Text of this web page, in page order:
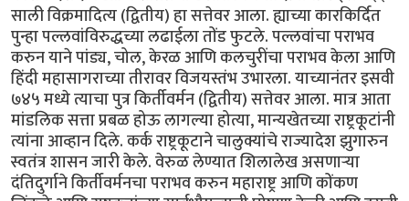
साली विक्रमादित्य (द्वितीय) हा सत्तेवर आला. ह्याच्या कारकिर्दित
पुन्हा पल्लवांविरुद्धच्या लढाईला तोंड फुटले. पल्लवांचा पराभव
करुन याने पांड्य, चोल, केरळ आणि कलचुरींचा पराभव केला आणि
हिंदी महासागराच्या तीरावर विजयस्तंभ उभारला. याच्यानंतर इसवी
७४५ मध्ये त्याचा पुत्र किर्तीवर्मन (द्वितीय) सत्तेवर आला. मात्र आता
मांडलिक सत्ता प्रबळ होऊ लागल्या होत्या, मान्यखेतच्या राष्ट्रकूटांनी
त्यांना आव्हान दिले. कर्क राष्ट्रकूटाने चालुक्यांचे राज्यादेश झुगारुन
स्वतंत्र शासन जारी केले. वेरुळ लेण्यात शिलालेख असणार्‍या
दंतिदुर्गाने किर्तीवर्मनचा पराभव करुन महाराष्ट्र आणि कोंकण